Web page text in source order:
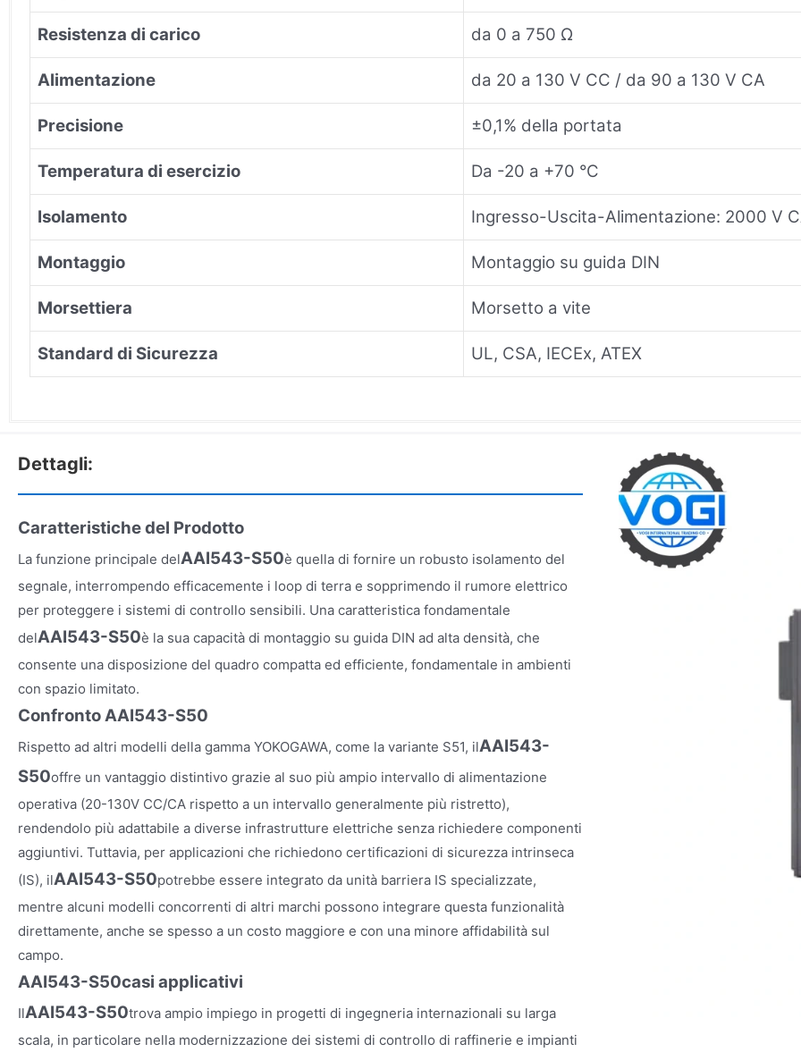
Resistenza di carico da 0 a 750 Ω
Alimentazione da 20 a 130 V CC / da 90 a 130 V CA
Precisione ±0,1% della portata
Temperatura di esercizio Da -20 a +70 °C
Isolamento Ingresso-Uscita-Alimentazione: 2000 V
Montaggio Montaggio su guida DIN
Morsettiera Morsetto a vite
Standard di Sicurezza UL, CSA, IECEx, ATEX
Dettagli:
Caratteristiche del Prodotto
La funzione principale delAAI543-S50è quella di fornire un robusto isolamento del
segnale, interrompendo efficacemente i loop di terra e sopprimendo il rumore elettrico
per proteggere i sistemi di controllo sensibili. Una caratteristica fondamentale
delAAI543-S50è la sua capacità di montaggio su guida DIN ad alta densità, che
consente una disposizione del quadro compatta ed efficiente, fondamentale in ambienti
con spazio limitato.
Confronto AAI543-S50
Rispetto ad altri modelli della gamma YOKOGAWA, come la variante S51, ilAAI543-
S50offre un vantaggio distintivo grazie al suo più ampio intervallo di alimentazione
operativa (20-130V CC/CA rispetto a un intervallo generalmente più ristretto),
rendendolo più adattabile a diverse infrastrutture elettriche senza richiedere componenti
aggiuntivi. Tuttavia, per applicazioni che richiedono certificazioni di sicurezza intrinseca
(IS), ilAAI543-S50potrebbe essere integrato da unità barriera IS specializzate,
mentre alcuni modelli concorrenti di altri marchi possono integrare questa funzionalità
direttamente, anche se spesso a un costo maggiore e con una minore affidabilità sul
campo.
AAI543-S50casi applicativi
IlAAI543-S50trova ampio impiego in progetti di ingegneria internazionali su larga
scala, in particolare nella modernizzazione dei sistemi di controllo di raffinerie e impianti